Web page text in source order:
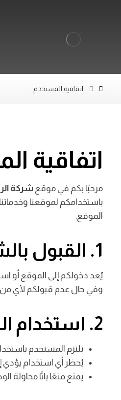
اتفاقية المستخدم
اتفاقية
مرحبًا بكم في موقع شركة
باستخدامكم لموقعنا
الموقع.
1. القبول بالشروط
يُعد دخولكم إلى الموقع أو
وفي حال عدم قبولكم لأي من
2. استخدام الموقع
يلتزم المستخدم
يُحظر أي استخدام يؤدي
يمنع منعًا باتًا محاولة